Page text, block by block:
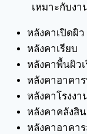
เหมาะกับงา
หลังคาเปิดผิว
หลังคาเรียบ
หลังคาพื้นผิว
หลังคาอาคา
หลังคาโรงงา
หลังคาคลังสิ
หลังคาอาคา